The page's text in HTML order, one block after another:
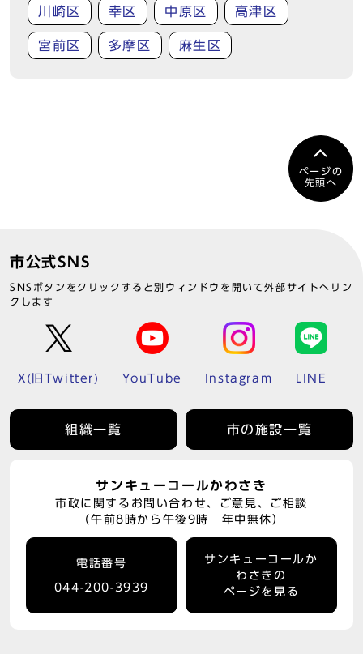
川崎区 幸区 中原区 高津区
宮前区 多摩区 麻生区
ページの
先頭へ
市公式SNS
SNSボタンをクリックすると別ウィンドウを開いて外部サイトへリン
クします
X(旧Twitter) YouTube Instagram LINE
組織一覧 市の施設一覧
サンキューコールかわさき
市政に関するお問い合わせ、ご意見、ご相談
（午前8時から午後9時 年中無休）
電話番号
044-200-3939
サンキューコールか
わさきの
ページを見る